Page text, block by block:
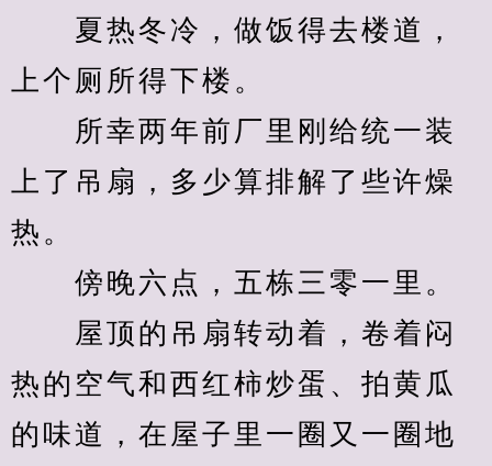
夏热冬冷，做饭得去楼道，
上个厕所得下楼。
所幸两年前厂里刚给统一装
上了吊扇，多少算排解了些许燥
热。
傍晚六点，五栋三零一里。
屋顶的吊扇转动着，卷着闷
热的空气和西红柿炒蛋、拍黄瓜
的味道，在屋子里一圈又一圈地